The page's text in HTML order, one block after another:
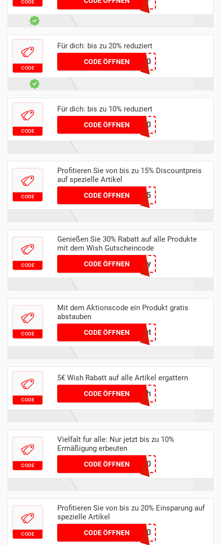
CODE
CODE
Für dich: bis zu 20% reduziert
CODE ÖFFNENcoupert20
CODE
Für dich: bis zu 10% reduziert
CODE ÖFFNENREFRESH10
CODE
Profitieren Sie von bis zu 15% Discountpreis
auf spezielle Artikel
CODE ÖFFNENNEW15
CODE
Genießen Sie 30% Rabatt auf alle Produkte
mit dem Wish Gutscheincode
CODE ÖFFNENcxdnsnhy
CODE
Mit dem Aktionscode ein Produkt gratis
abstauben
CODE ÖFFNENczfshvqt
CODE
5€ Wish Rabatt auf alle Artikel ergattern
CODE ÖFFNENcylzcrhh
CODE
Vielfalt fur alle: Nur jetzt bis zu 10%
Ermäßigung erbeuten
CODE ÖFFNENADMITAD10
CODE
Profitieren Sie von bis zu 20% Einsparung auf
spezielle Artikel
CODE ÖFFNEN Xyz20